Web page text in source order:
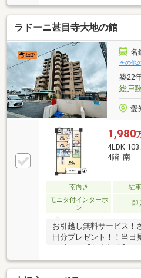
ー、温水洗浄便座、ＴＶ
ベーター、駐輪場
ラドーニ甚目寺大地の館
名
その他
築22
総戸
愛
1,980
4LDK
4階 南
南向き 駐
モニタ付インターホ
ン
即
お引越し無料サービス！
円分プレゼント！！当
21時まで【年中無休】